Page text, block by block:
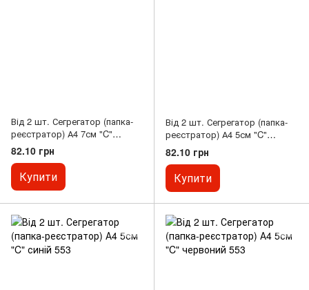
Від 2 шт. Сегрегатор (папка-
реєстратор) А4 7см "C"
зелений 554
82.10 грн
Купити
Від 2 шт. Сегрегатор (папка-
реєстратор) А4 5см "C"
чорний 553
82.10 грн
Купити